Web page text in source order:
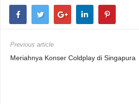
Previous article
Meriahnya Konser Coldplay di Singapura